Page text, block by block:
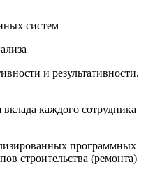
систем
и результативности,
каждого сотрудника
программных
строительства (ремонта)